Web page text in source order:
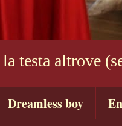
testa altrove
Dreamless boy